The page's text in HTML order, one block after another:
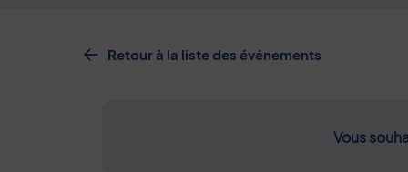
Retour à la liste des événements
Vous